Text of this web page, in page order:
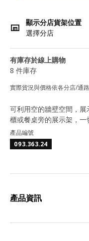
顯示分店貨架位置
選擇分店
有庫存於線上購物
8 件庫存
實際貨況與價格依各分店/通
可利用空的牆壁空間，
櫃或餐桌旁的展示架，一
產品編號
093.363.24
產品資訊